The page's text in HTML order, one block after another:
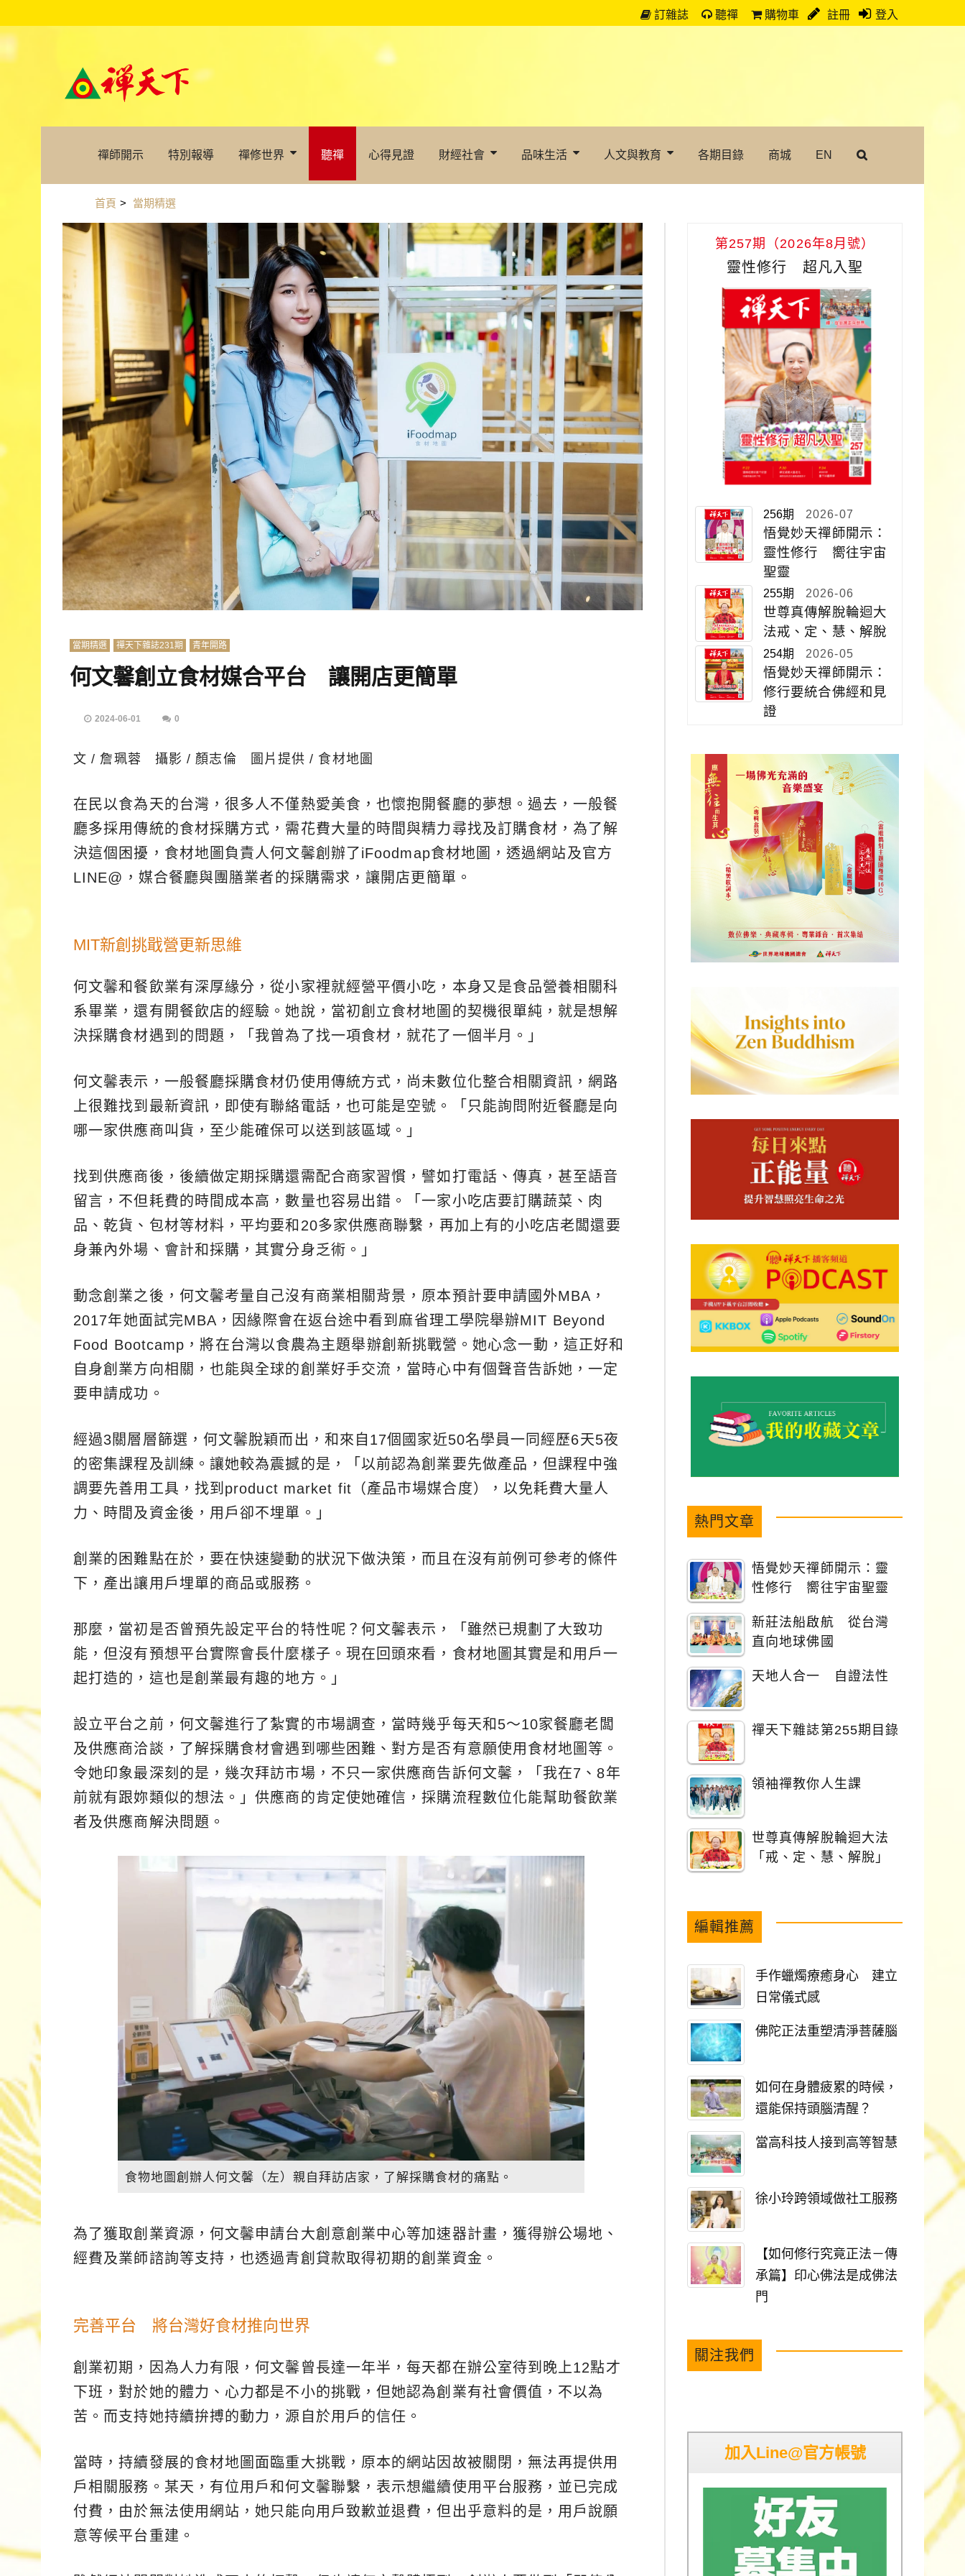
訂雜誌 聽禪 購物車 註冊 登入
禪師開示 特別報導 禪修世界 聽禪 心得見證 財經社會 品味生活 人文與教育 各期目錄 商城 EN
首頁 > 當期精選
當期精選 禪天下雜誌231期 青年開路
何文馨創立食材媒合平台 讓開店更簡單
2024-06-01 0
文 / 詹珮蓉 攝影 / 顏志倫 圖片提供 / 食材地圖
在民以食為天的台灣，很多人不僅熱愛美食，也懷抱開餐廳的夢想。過去，一般餐
廳多採用傳統的食材採購方式，需花費大量的時間與精力尋找及訂購食材，為了解
決這個困擾，食材地圖負責人何文馨創辦了iFoodmap食材地圖，透過網站及官方
LINE@，媒合餐廳與團膳業者的採購需求，讓開店更簡單。
MIT新創挑戢營更新思維
何文馨和餐飲業有深厚緣分，從小家裡就經營平價小吃，本身又是食品營養相關科
系畢業，還有開餐飲店的經驗。她說，當初創立食材地圖的契機很單純，就是想解
決採購食材遇到的問題，「我曾為了找一項食材，就花了一個半月。」
何文馨表示，一般餐廳採購食材仍使用傳統方式，尚未數位化整合相關資訊，網路
上很難找到最新資訊，即使有聯絡電話，也可能是空號。「只能詢問附近餐廳是向
哪一家供應商叫貨，至少能確保可以送到該區域。」
找到供應商後，後續做定期採購還需配合商家習慣，譬如打電話、傳真，甚至語音
留言，不但耗費的時間成本高，數量也容易出錯。「一家小吃店要訂購蔬菜、肉
品、乾貨、包材等材料，平均要和20多家供應商聯繫，再加上有的小吃店老闆還要
身兼內外場、會計和採購，其實分身乏術。」
動念創業之後，何文馨考量自己沒有商業相關背景，原本預計要申請國外MBA，
2017年她面試完MBA，因緣際會在返台途中看到麻省理工學院舉辦MIT Beyond
Food Bootcamp，將在台灣以食農為主題舉辦創新挑戰營。她心念一動，這正好和
自身創業方向相關，也能與全球的創業好手交流，當時心中有個聲音告訴她，一定
要申請成功。
經過3關層層篩選，何文馨脫穎而出，和來自17個國家近50名學員一同經歷6天5夜
的密集課程及訓練。讓她較為震撼的是，「以前認為創業要先做產品，但課程中強
調要先善用工具，找到product market fit（產品市場媒合度），以免耗費大量人
力、時間及資金後，用戶卻不埋單。」
創業的困難點在於，要在快速變動的狀況下做決策，而且在沒有前例可參考的條件
下，產出讓用戶埋單的商品或服務。
那麼，當初是否曾預先設定平台的特性呢？何文馨表示，「雖然已規劃了大致功
能，但沒有預想平台實際會長什麼樣子。現在回頭來看，食材地圖其實是和用戶一
起打造的，這也是創業最有趣的地方。」
設立平台之前，何文馨進行了紮實的市場調查，當時幾乎每天和5～10家餐廳老闆
及供應商洽談，了解採購食材會遇到哪些困難、對方是否有意願使用食材地圖等。
令她印象最深刻的是，幾次拜訪市場，不只一家供應商告訴何文馨，「我在7、8年
前就有跟妳類似的想法。」供應商的肯定使她確信，採購流程數位化能幫助餐飲業
者及供應商解決問題。
食物地圖創辦人何文馨（左）親自拜訪店家，了解採購食材的痛點。
為了獲取創業資源，何文馨申請台大創意創業中心等加速器計畫，獲得辦公場地、
經費及業師諮詢等支持，也透過青創貸款取得初期的創業資金。
完善平台 將台灣好食材推向世界
創業初期，因為人力有限，何文馨曾長達一年半，每天都在辦公室待到晚上12點才
下班，對於她的體力、心力都是不小的挑戰，但她認為創業有社會價值，不以為
苦。而支持她持續拚搏的動力，源自於用戶的信任。
當時，持續發展的食材地圖面臨重大挑戰，原本的網站因故被關閉，無法再提供用
戶相關服務。某天，有位用戶和何文馨聯繫，表示想繼續使用平台服務，並已完成
付費，由於無法使用網站，她只能向用戶致歉並退費，但出乎意料的是，用戶說願
意等候平台重建。
第257期（2026年8月號）
靈性修行 超凡入聖
256期 2026-07
悟覺妙天禪師開示：
靈性修行 嚮往宇宙
聖靈
255期 2026-06
世尊真傳解脫輪迴大
法戒、定、慧、解脫
254期 2026-05
悟覺妙天禪師開示：
修行要統合佛經和見
證
熱門文章
悟覺妙天禪師開示：靈
性修行 嚮往宇宙聖靈
新莊法船啟航 從台灣
直向地球佛國
天地人合一 自證法性
禪天下雜誌第255期目錄
領袖禪教你人生課
世尊真傳解脫輪迴大法
「戒、定、慧、解脫」
編輯推薦
手作蠟燭療癒身心 建立
日常儀式感
佛陀正法重塑清淨菩薩腦
如何在身體疲累的時候，
還能保持頭腦清醒？
當高科技人接到高等智慧
徐小玲跨領域做社工服務
【如何修行究竟正法－傳
承篇】印心佛法是成佛法
門
關注我們
加入Line@官方帳號